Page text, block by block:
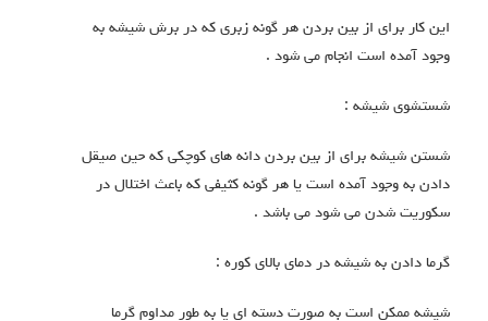
این کار برای از بین بردن هر گونه زبری که در برش شیشه به
وجود آمده است انجام می شود .
شستشوی شیشه :
شستن شیشه برای از بین بردن دانه های کوچکی که حین صیقل
دادن به وجود آمده است یا هر گونه کثیفی که باعث اختلال در
سکوریت شدن می شود می باشد .
گرما دادن به شیشه در دمای بالای کوره :
شیشه ممکن است به صورت دسته ای یا به طور مداوم گرما